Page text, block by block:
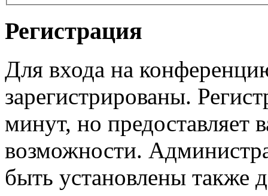
Регистрация
Для входа на
зарегистрированы.
минут, но предоставляет
возможности.
быть установлены также